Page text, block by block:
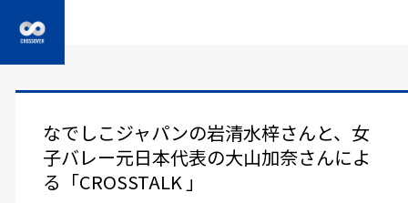
なでしこジャパンの岩清水梓さんと、女
子バレー元日本代表の大山加奈さんによ
る「CROSSTALK 」